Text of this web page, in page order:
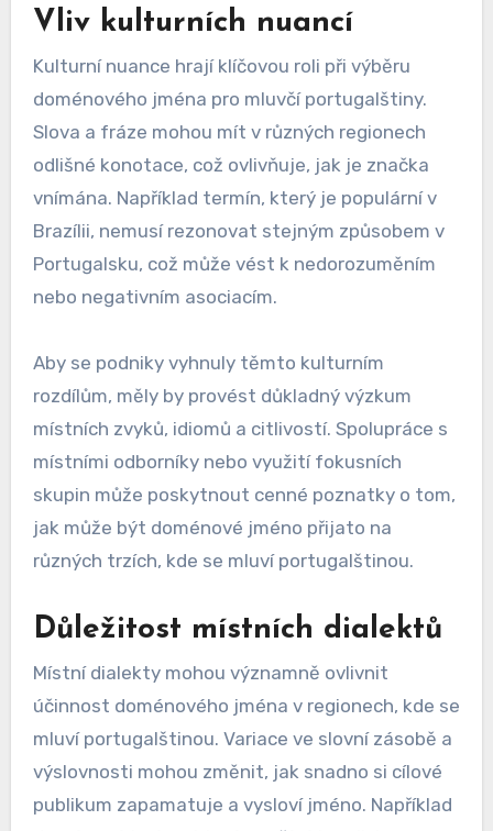
Vliv kulturních nuancí
Kulturní nuance hrají klíčovou roli při výběru
doménového jména pro mluvčí portugalštiny.
Slova a fráze mohou mít v různých regionech
odlišné konotace, což ovlivňuje, jak je značka
vnímána. Například termín, který je populární v
Brazílii, nemusí rezonovat stejným způsobem v
Portugalsku, což může vést k nedorozuměním
nebo negativním asociacím.
Aby se podniky vyhnuly těmto kulturním
rozdílům, měly by provést důkladný výzkum
místních zvyků, idiomů a citlivostí. Spolupráce s
místními odborníky nebo využití fokusních
skupin může poskytnout cenné poznatky o tom,
jak může být doménové jméno přijato na
různých trzích, kde se mluví portugalštinou.
Důležitost místních dialektů
Místní dialekty mohou významně ovlivnit
účinnost doménového jména v regionech, kde se
mluví portugalštinou. Variace ve slovní zásobě a
výslovnosti mohou změnit, jak snadno si cílové
publikum zapamatuje a vysloví jméno. Například